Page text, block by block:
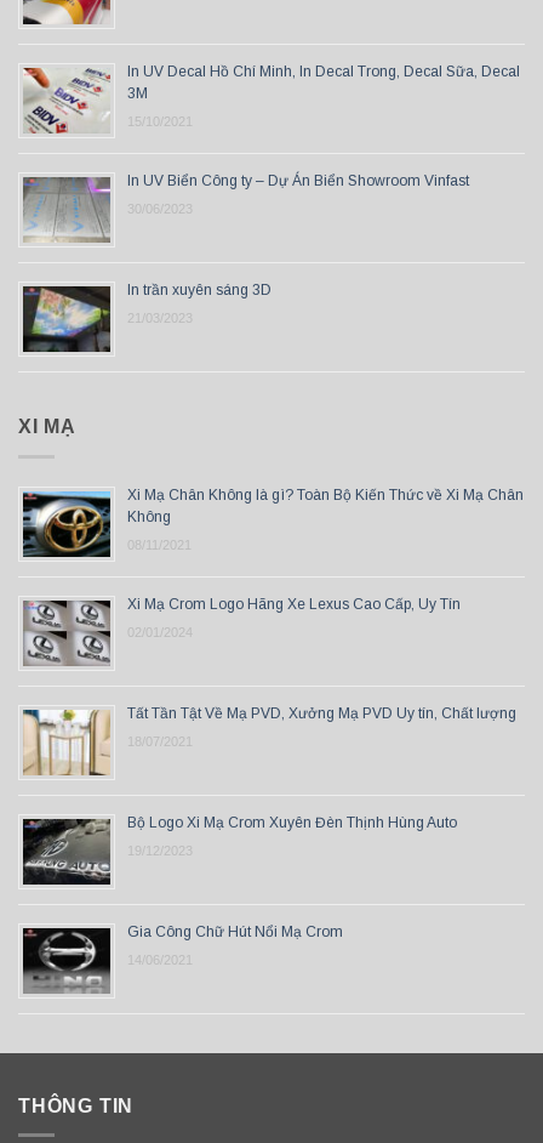
In UV Decal Hồ Chí Minh, In Decal Trong, Decal Sữa, Decal
3M
15/10/2021
In UV Biển Công ty – Dự Án Biển Showroom Vinfast
30/06/2023
In trần xuyên sáng 3D
21/03/2023
XI MẠ
Xi Mạ Chân Không là gì? Toàn Bộ Kiến Thức về Xi Mạ Chân
Không
08/11/2021
Xi Mạ Crom Logo Hãng Xe Lexus Cao Cấp, Uy Tín
02/01/2024
Tất Tần Tật Về Mạ PVD, Xưởng Mạ PVD Uy tín, Chất lượng
18/07/2021
Bộ Logo Xi Mạ Crom Xuyên Đèn Thịnh Hùng Auto
19/12/2023
Gia Công Chữ Hút Nổi Mạ Crom
14/06/2021
THÔNG TIN